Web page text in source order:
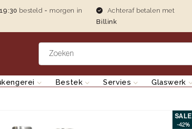
19:30 besteld = morgen in
Achteraf betalen met
Billink
Zoeken
Bestek Servies Glaswerk
SALE
-42%